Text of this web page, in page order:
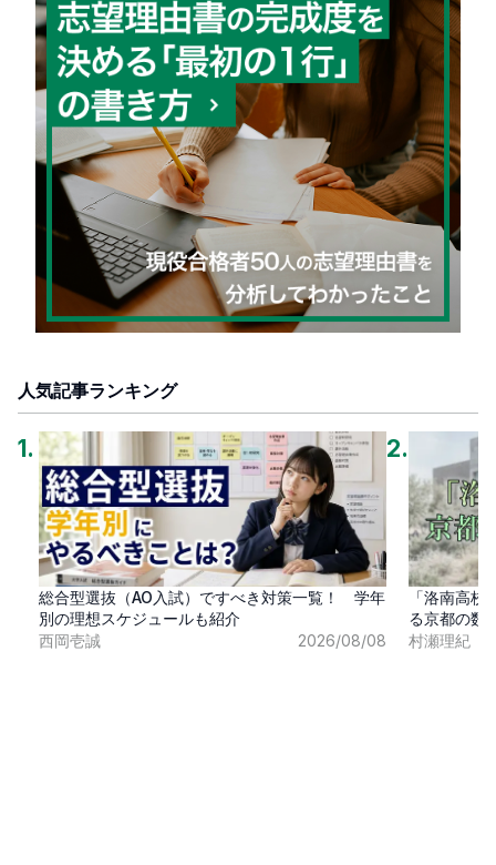
人気記事ランキング
1 .
総合型選抜（AO入試）ですべき対策一覧！ 学年
別の理想スケジュールも紹介
西岡壱誠
2026/08/08
2.
「洛南高
る京都の数
村瀬理紀